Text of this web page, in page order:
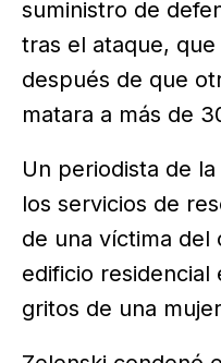
suministro de
tras el ataque,
después de que
matara a más de
Un periodista de
los servicios de
de una víctima del
edificio residencial
gritos de una